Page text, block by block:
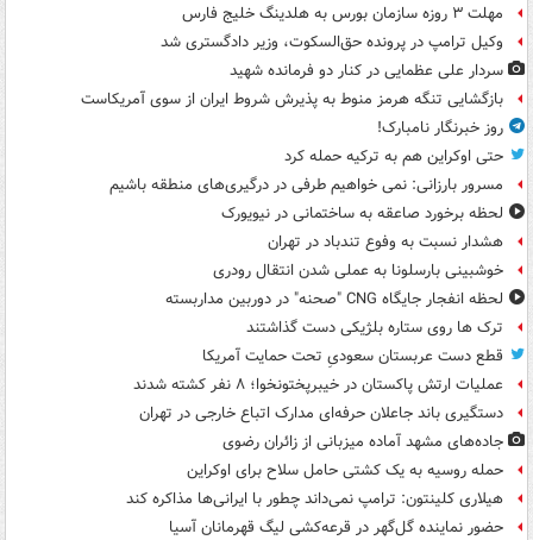
مهلت ۳ روزه سازمان بورس به هلدینگ خلیج فارس
وکیل ترامپ در پرونده حق‌السکوت، وزیر دادگستری شد
سردار علی عظمایی در کنار دو فرمانده شهید
بازگشایی تنگه هرمز منوط به پذیرش شروط ایران از سوی آمریکاست
روز خبرنگار نامبارک!
حتی اوکراین هم به ترکیه حمله کرد
مسرور بارزانی: نمی خواهیم طرفی در درگیری‌های منطقه باشیم
لحظه برخورد صاعقه به ساختمانی در نیویورک
هشدار نسبت به وفوع تندباد در تهران
خوشبینی بارسلونا به عملی شدن انتقال رودری
لحظه انفجار جایگاه CNG "صحنه" در دوربین مداربسته
ترک ها روی ستاره بلژیکی دست گذاشتند
قطع دست عربستان سعودیِ تحت حمایت آمریکا
عملیات ارتش پاکستان در خیبرپختونخوا؛ ۸ نفر کشته شدند
دستگیری باند جاعلان حرفه‌ای مدارک اتباع خارجی در تهران
جاده‌های مشهد آماده میزبانی از زائران رضوی
حمله روسیه به یک کشتی حامل سلاح برای اوکراین
هیلاری کلینتون: ترامپ نمی‌داند چطور با ایرانی‌ها مذاکره کند
حضور نماینده گل‌گهر در قرعه‌کشی لیگ قهرمانان آسیا